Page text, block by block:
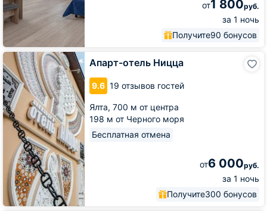
от1 800руб.
за 1 ночь
Получите90 бонусов
Апарт-отель Ницца
9.6 19 отзывов гостей
Ялта, 700 м от центра
198 м от Черного моря
Бесплатная отмена
от6 000руб.
за 1 ночь
Получите300 бонусов
Апарт-
отель
Ницца